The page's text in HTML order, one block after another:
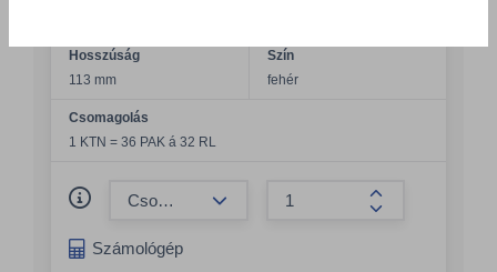
Hosszúság
113 mm
Szín
fehér
Csomagolás
1 KTN = 36 PAK á 32 RL
Összeg
Számológép